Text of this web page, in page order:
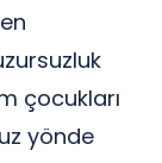
çocukları
yönde